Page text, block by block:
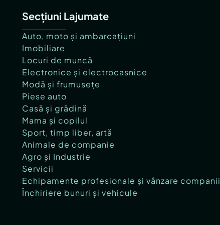
Secțiuni Lajumate
Auto, moto și ambarcațiuni
Imobiliare
Locuri de muncă
Electronice și electrocasnice
Modă și frumusețe
Piese auto
Casă și grădină
Mama și copilul
Sport, timp liber, artă
Animale de companie
Agro și Industrie
Servicii
Echipamente profesionale și vânzare companii
Închiriere bunuri și vehicule